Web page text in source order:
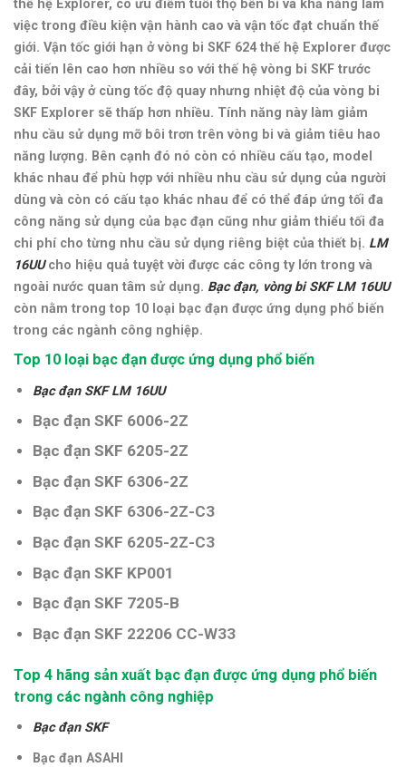
thế hệ Explorer, có ưu điểm tuổi thọ bền bỉ và khả năng làm
việc trong điều kiện vận hành cao và vận tốc đạt chuẩn thế
giới. Vận tốc giới hạn ở vòng bi SKF 624 thế hệ Explorer được
cải tiến lên cao hơn nhiều so với thế hệ vòng bi SKF trước
đây, bởi vậy ở cùng tốc độ quay nhưng nhiệt độ của vòng bi
SKF Explorer sẽ thấp hơn nhiều. Tính năng này làm giảm
nhu cầu sử dụng mỡ bôi trơn trên vòng bi và giảm tiêu hao
năng lượng. Bên cạnh đó nó còn có nhiều cấu tạo, model
khác nhau để phù hợp với nhiều nhu cầu sử dụng của người
dùng và còn có cấu tạo khác nhau để có thể đáp ứng tối đa
công năng sử dụng của bạc đạn cũng như giảm thiểu tối đa
chi phí cho từng nhu cầu sử dụng riêng biệt của thiết bị. LM
16UUcho hiệu quả tuyệt vời được các công ty lớn trong và
ngoài nước quan tâm sử dụng. Bạc đạn, vòng bi SKFLM 16UU
còn nằm trong top 10 loại bạc đạn được ứng dụng phổ biến
trong các ngành công nghiệp.
Top 10 loại bạc đạn được ứng dụng phổ biến
Bạc đạn SKF LM 16UU
Bạc đạn SKF 6006-2Z
Bạc đạn SKF 6205-2Z
Bạc đạn SKF 6306-2Z
Bạc đạn SKF 6306-2Z-C3
Bạc đạn SKF 6205-2Z-C3
Bạc đạn SKF KP001
Bạc đạn SKF 7205-B
Bạc đạn SKF 22206 CC-W33
Top 4 hãng sản xuất bạc đạn được ứng dụng phổ biến
trong các ngành công nghiệp
Bạc đạn SKF
Bạc đạn ASAHI